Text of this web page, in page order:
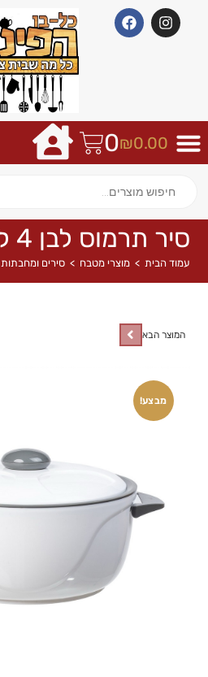
₪0.00
0
סיר תרמוס לבן 4 ליטר
עמוד הבית > מוצרי מטבח > סירים ומחבתות
מבצע!
המוצר הבא